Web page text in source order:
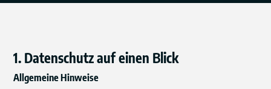
1. Datenschutz auf einen Blick
Allgemeine Hinweise